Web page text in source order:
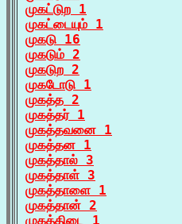
முகட்டுற 1
முகட்டையும் 1
முகடு 16
முகடும் 2
முகடுற 2
முகடோடு 1
முகத்த 2
முகத்தர் 1
முகத்தவனை 1
முகத்தன 1
முகத்தால் 3
முகத்தாள் 3
முகத்தாளை 1
முகத்தான் 2
முகத்திடை 1